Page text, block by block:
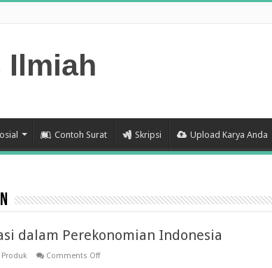
Ilmiah
Contoh Surat Skripsi Upload Karya Anda
dalam Perekonomian Indonesia
Comments Offon